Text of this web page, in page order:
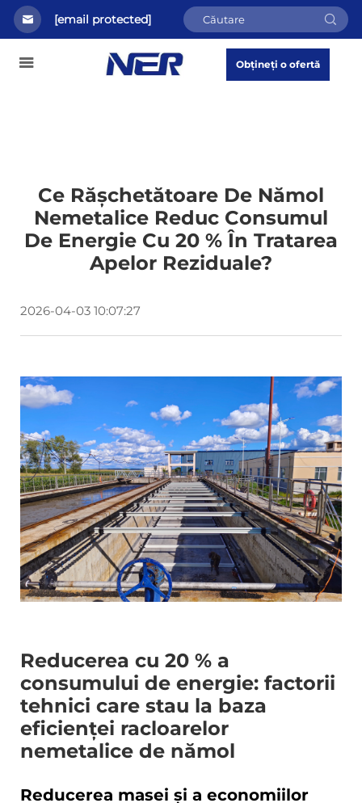
[email protected]
Obțineți o ofertă
Ce Rășchetătoare De Nămol
Nemetalice Reduc Consumul
De Energie Cu 20 % În Tratarea
Apelor Reziduale?
2026-04-03 10:07:27
Reducerea cu 20 % a
consumului de energie: factorii
tehnici care stau la baza
eficienței racloarelor
nemetalice de nămol
Reducerea masei și a economiilor